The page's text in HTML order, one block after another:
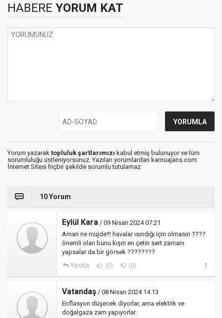
HABERE YORUM KAT
Yorum yazarak topluluk şartlarımızı kabul etmiş bulunuyor ve tüm
sorumluluğu üstleniyorsunuz. Yazılan yorumlardan kamuajans.com
İnternet Sitesi hiçbir şekilde sorumlu tutulamaz
10 Yorum
Eylül Kara / 09 Nisan 2024 07:21
Aman ne müjde!!! havalar ısındığı için olmasın ????
önemli olan bunu kışın en çetin sert zamanı
yapsalar da bir görsek ????????
Yanıtla (0) (0)
Vatandaş / 08 Nisan 2024 14:13
Enflasyon düşecek diyorlar, ama elektrik ve
doğalgaza zam yapıyorlar.